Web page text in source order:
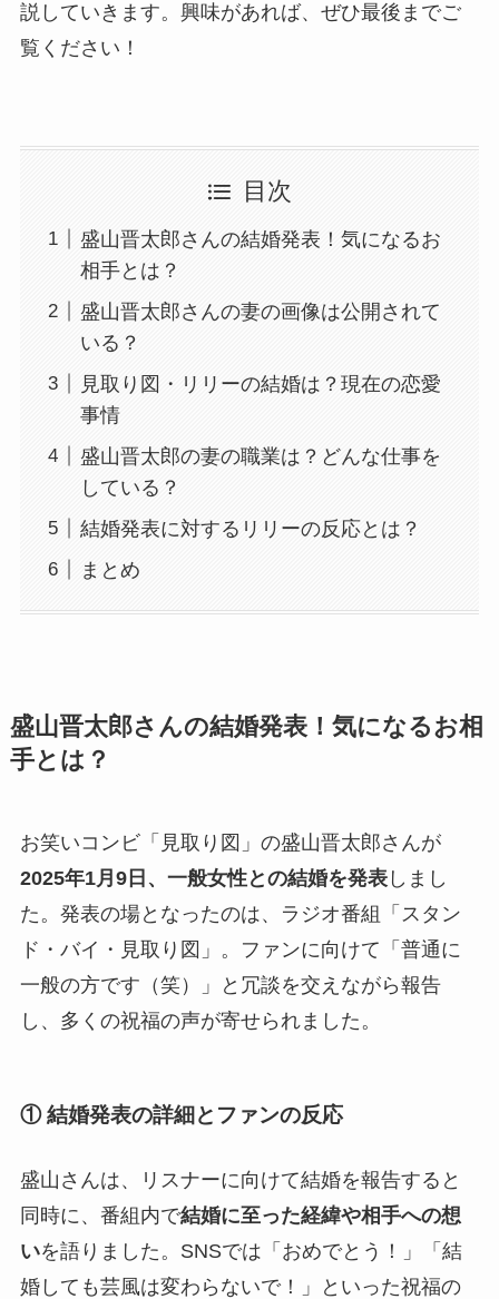
説していきます。興味があれば、ぜひ最後までご
覧ください！
目次
盛山晋太郎さんの結婚発表！気になるお
相手とは？
盛山晋太郎さんの妻の画像は公開されて
いる？
見取り図・リリーの結婚は？現在の恋愛
事情
盛山晋太郎の妻の職業は？どんな仕事を
している？
結婚発表に対するリリーの反応とは？
まとめ
盛山晋太郎さんの結婚発表！気になるお相
手とは？
お笑いコンビ「見取り図」の盛山晋太郎さんが
2025年1月9日、一般女性との結婚を発表しまし
た。発表の場となったのは、ラジオ番組「スタン
ド・バイ・見取り図」。ファンに向けて「普通に
一般の方です（笑）」と冗談を交えながら報告
し、多くの祝福の声が寄せられました。
①結婚発表の詳細とファンの反応
盛山さんは、リスナーに向けて結婚を報告すると
同時に、番組内で結婚に至った経緯や相手への想
いを語りました。SNSでは「おめでとう！」「結
婚しても芸風は変わらないで！」といった祝福の